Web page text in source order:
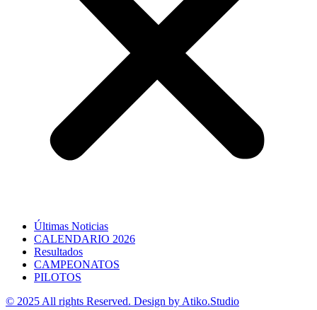
Últimas Noticias
CALENDARIO 2026
Resultados
CAMPEONATOS
PILOTOS
© 2025 All rights Reserved. Design by Atiko.Studio